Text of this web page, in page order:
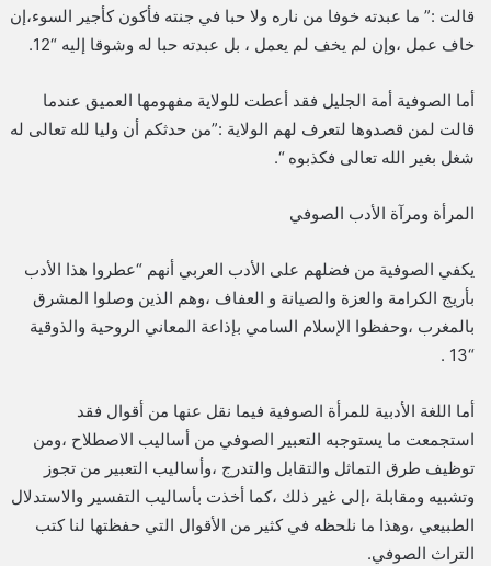
قالت :” ما عبدته خوفا من ناره ولا حبا في جنته فأكون كأجير السوء،إن
خاف عمل ،وإن لم يخف لم يعمل ، بل عبدته حبا له وشوقا إليه “12.
أما الصوفية أمة الجليل فقد أعطت للولاية مفهومها العميق عندما
قالت لمن قصدوها لتعرف لهم الولاية :”من حدثكم أن وليا لله تعالى له
شغل بغير الله تعالى فكذبوه “.
المرأة ومرآة الأدب الصوفي
يكفي الصوفية من فضلهم على الأدب العربي أنهم “عطروا هذا الأدب
بأريج الكرامة والعزة والصيانة و العفاف ،وهم الذين وصلوا المشرق
بالمغرب ،وحفظوا الإسلام السامي بإذاعة المعاني الروحية والذوقية
“13 .
أما اللغة الأدبية للمرأة الصوفية فيما نقل عنها من أقوال فقد
استجمعت ما يستوجبه التعبير الصوفي من أساليب الاصطلاح ،ومن
توظيف طرق التماثل والتقابل والتدرج ،وأساليب التعبير من تجوز
وتشبيه ومقابلة ،إلى غير ذلك ،كما أخذت بأساليب التفسير والاستدلال
الطبيعي ،وهذا ما نلحظه في كثير من الأقوال التي حفظتها لنا كتب
التراث الصوفي.